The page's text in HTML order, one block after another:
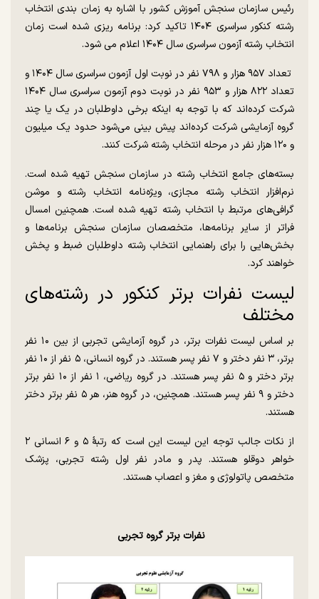
رئیس سازمان سنجش آموزش کشور با اشاره به زمان بندی انتخاب
رشته کنکور سراسری ۱۴۰۴ تاکید کرد: برنامه ریزی شده است زمان
انتخاب رشته آزمون سراسری سال ۱۴۰۴ اعلام می شود.
تعداد ۹۵۷ هزار و ۷۹۸ نفر در نوبت اول آزمون سراسری سال ۱۴۰۴ و
تعداد ۸۲۲ هزار و ۹۵۳ نفر در نوبت دوم آزمون سراسری سال ۱۴۰۴
شرکت کرده‌اند که با توجه به اینکه برخی داوطلبان در یک یا چند
گروه آزمایشی شرکت کرده‌اند پیش بینی می‌شود حدود یک میلیون
و ۱۲۰ هزار نفر در مرحله انتخاب رشته شرکت کنند.
بسته‌های جامع انتخاب رشته در سازمان سنجش تهیه شده است.
نرم‌افزار انتخاب رشته مجازی، ویژه‌نامه انتخاب رشته و موشن
گرافی‌های مرتبط با انتخاب رشته تهیه شده است. همچنین امسال
فراتر از سایر برنامه‌ها، متخصصان سازمان سنجش برنامه‌ها و
بخش‌هایی را برای راهنمایی انتخاب رشته داوطلبان ضبط و پخش
خواهند کرد.
لیست نفرات برتر کنکور در رشته‌های
مختلف
بر اساس لیست نفرات برتر، در گروه آزمایشی تجربی از بین ۱۰ نفر
برتر، ۳ نفر دختر و ۷ نفر پسر هستند. در گروه انسانی، ۵ نفر از ۱۰ نفر
برتر دختر و ۵ نفر پسر هستند. در گروه ریاضی، ۱ نفر از ۱۰ نفر برتر
دختر و ۹ نفر پسر هستند. همچنین، در گروه هنر، هر ۵ نفر برتر دختر
هستند.
از نکات جالب توجه این لیست این است که رتبۀ ۵ و ۶ انسانی ۲
خواهر دوقلو هستند. پدر و مادر نفر اول رشته تجربی، پزشک
متخصص پاتولوژی و مغز و اعصاب هستند.
نفرات برتر گروه تجربی